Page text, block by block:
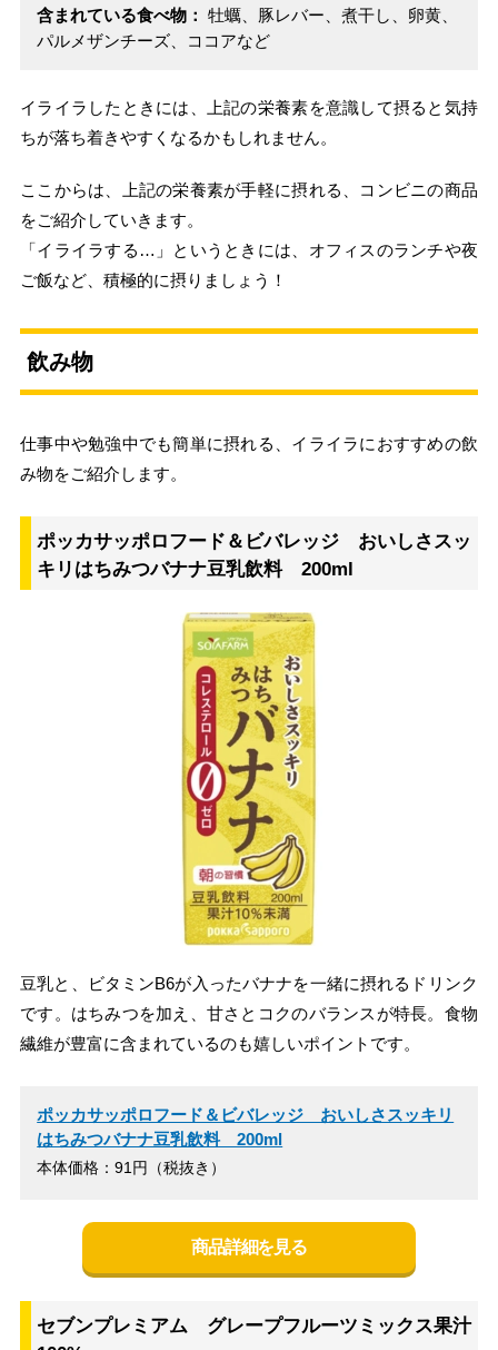
含まれている食べ物： 牡蠣、豚レバー、煮干し、卵黄、
パルメザンチーズ、ココアなど
イライラしたときには、上記の栄養素を意識して摂ると気持
ちが落ち着きやすくなるかもしれません。
ここからは、上記の栄養素が手軽に摂れる、コンビニの商品
をご紹介していきます。
「イライラする…」というときには、オフィスのランチや夜
ご飯など、積極的に摂りましょう！
飲み物
仕事中や勉強中でも簡単に摂れる、イライラにおすすめの飲
み物をご紹介します。
ポッカサッポロフード＆ビバレッジ おいしさスッ
キリはちみつバナナ豆乳飲料 200ml
豆乳と、ビタミンB6が入ったバナナを一緒に摂れるドリンク
です。はちみつを加え、甘さとコクのバランスが特長。食物
繊維が豊富に含まれているのも嬉しいポイントです。
ポッカサッポロフード＆ビバレッジ おいしさスッキリ
はちみつバナナ豆乳飲料 200ml
本体価格：91円（税抜き）
商品詳細を見る
セブンプレミアム グレープフルーツミックス果汁